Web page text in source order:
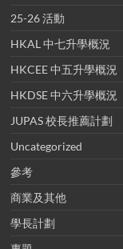
25-26 活動
HKAL 中七升學概況
HKCEE 中五升學概況
HKDSE 中六升學概況
JUPAS 校長推薦計劃
Uncategorized
參考
商業及其他
學長計劃